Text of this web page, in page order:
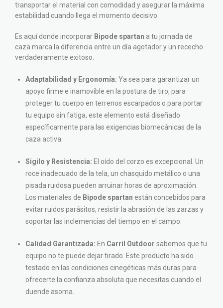
transportar el material con comodidad y asegurar la máxima
estabilidad cuando llega el momento decisivo.
Es aquí donde incorporar Bipode spartan a tu jornada de
caza marca la diferencia entre un día agotador y un rececho
verdaderamente exitoso.
Adaptabilidad y Ergonomía: Ya sea para garantizar un
apoyo firme e inamovible en la postura de tiro, para
proteger tu cuerpo en terrenos escarpados o para portar
tu equipo sin fatiga, este elemento está diseñado
específicamente para las exigencias biomecánicas de la
caza activa.
Sigilo y Resistencia: El oído del corzo es excepcional. Un
roce inadecuado de la tela, un chasquido metálico o una
pisada ruidosa pueden arruinar horas de aproximación.
Los materiales de Bipode spartan están concebidos para
evitar ruidos parásitos, resistir la abrasión de las zarzas y
soportar las inclemencias del tiempo en el campo.
Calidad Garantizada: En Carril Outdoor sabemos que tu
equipo no te puede dejar tirado. Este producto ha sido
testado en las condiciones cinegéticas más duras para
ofrecerte la confianza absoluta que necesitas cuando el
duende asoma.